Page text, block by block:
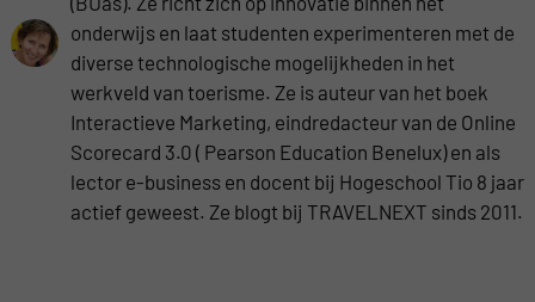
onderwijs en laat studenten experimenteren met de
diverse technologische mogelijkheden in het
werkveld van toerisme. Ze is auteur van het boek
Interactieve Marketing, eindredacteur van de Online
Scorecard 3.0 ( Pearson Education Benelux) en als
lector e-business en docent bij Hogeschool Tio 8 jaar
actief geweest. Ze blogt bij TRAVELNEXT sinds 2011.